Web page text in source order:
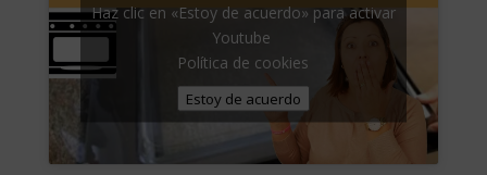
Haz clic en «Estoy de acuerdo» para activar
Youtube
Política de cookies
Estoy de acuerdo